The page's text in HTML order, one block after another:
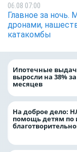
06.08 07:00
Главное за ночь.
дронами,
катакомбы
Ипотечные
выросли на 38%
месяцев
На доброе дело:
помощь детям по